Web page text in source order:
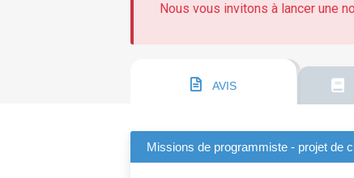
Nous vous invitons à lancer une
AVIS
Missions de programmiste - projet de